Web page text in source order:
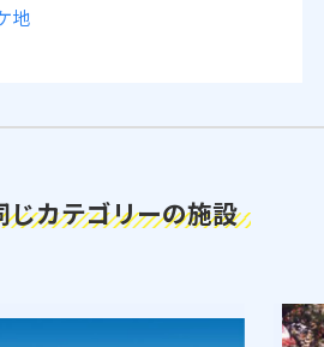
地
じカテゴリーの施設